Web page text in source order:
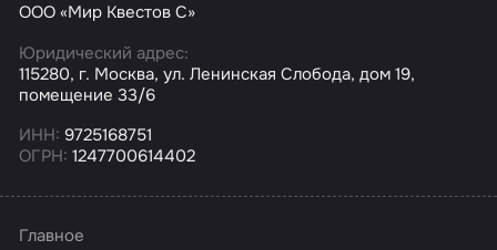
ООО «Мир Квестов С»
Юридический адрес:
115280, г. Москва, ул. Ленинская Слобода, дом 19,
помещение 33/6
ИНН: 9725168751
ОГРН: 1247700614402
Главное